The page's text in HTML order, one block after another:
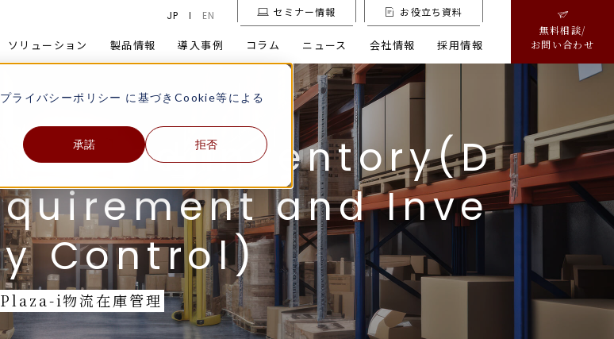
プライバシーポリシー に基づきCookie等による
承諾 拒否
JP EN セミナー情報 お役立ち資料
ソリューション 製品情報 導入事例 コラム ニュース 会社情報 採用情報
無料相談/
お問い合わせ
Plaza-i物流在庫管理